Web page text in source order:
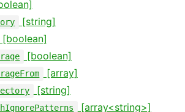
[string]
[boolean]
[boolean]
[array]
[string]
[array<string>]